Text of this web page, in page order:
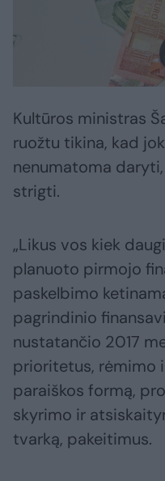
Kultūros ministras
ruožtu tikina, kad
nenumatoma
strigti.
„Likus vos kiek
planuoto pirmojo
paskelbimo
pagrindinio
nustatančio 2017
prioritetus, rėmimo
paraiškos formą,
skyrimo ir
tvarką, pakeitimus.